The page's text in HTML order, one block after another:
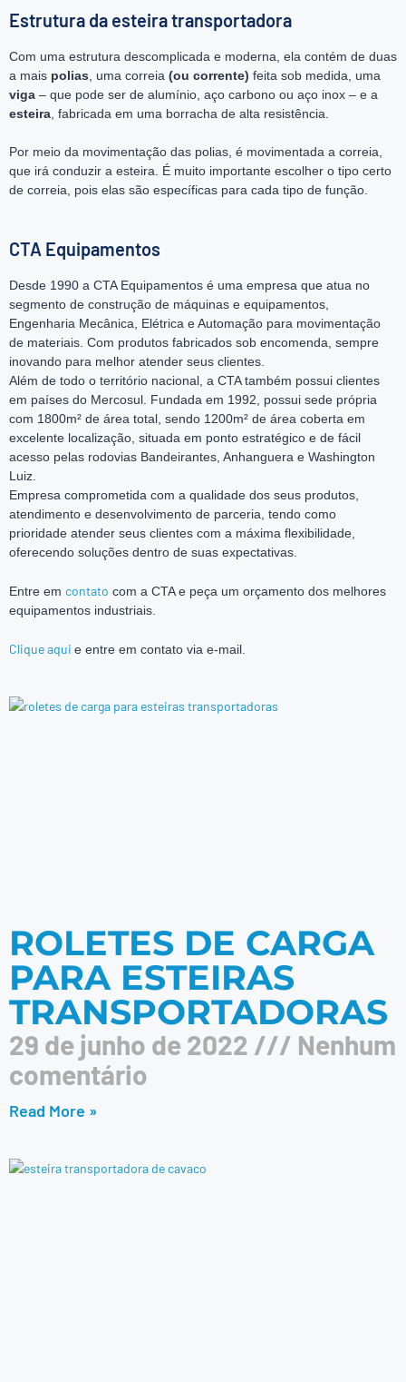
Estrutura da esteira transportadora
Com uma estrutura descomplicada e moderna, ela contém de duas
a mais polias , uma correia (ou corrente) feita sob medida, uma
viga – que pode ser de alumínio, aço carbono ou aço inox – e a
esteira , fabricada em uma borracha de alta resistência.
Por meio da movimentação das polias, é movimentada a correia,
que irá conduzir a esteira. É muito importante escolher o tipo certo
de correia, pois elas são específicas para cada tipo de função.
CTA Equipamentos
Desde 1990 a CTA Equipamentos é uma empresa que atua no
segmento de construção de máquinas e equipamentos,
Engenharia Mecânica, Elétrica e Automação para movimentação
de materiais. Com produtos fabricados sob encomenda, sempre
inovando para melhor atender seus clientes.
Além de todo o território nacional, a CTA também possui clientes
em países do Mercosul. Fundada em 1992, possui sede própria
com 1800m² de área total, sendo 1200m² de área coberta em
excelente localização, situada em ponto estratégico e de fácil
acesso pelas rodovias Bandeirantes, Anhanguera e Washington
Luiz.
Empresa comprometida com a qualidade dos seus produtos,
atendimento e desenvolvimento de parceria, tendo como
prioridade atender seus clientes com a máxima flexibilidade,
oferecendo soluções dentro de suas expectativas.
Entre em contato com a CTA e peça um orçamento dos melhores
equipamentos industriais.
Clique aqui e entre em contato via e-mail.
ROLETES DE CARGA
PARA ESTEIRAS
TRANSPORTADORAS
29 de junho de 2022
Nenhum
comentário
Read More »